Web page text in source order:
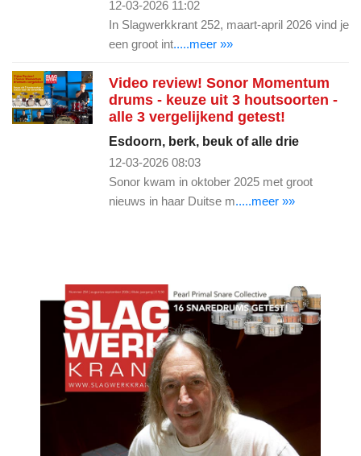
12-03-2026 11:02
In Slagwerkkrant 252, maart-april 2026 vind je
een groot int.....meer »»
Video review! Sonor Momentum
drums - keuze uit 3 houtsoorten -
alle 3 vergelijkend getest!
Esdoorn, berk, beuk of alle drie
12-03-2026 08:03
Sonor kwam in oktober 2025 met groot
nieuws in haar Duitse m.....meer »»